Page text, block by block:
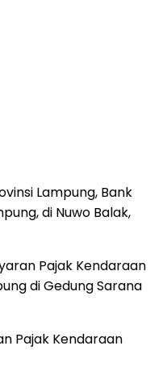
Lampung, Bank
di Nuwo Balak,
Pajak Kendaraan
di Gedung Sarana
Pajak Kendaraan